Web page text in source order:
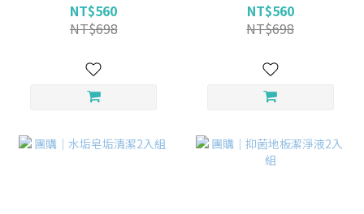
NT$560
NT$698
NT$560
NT$698